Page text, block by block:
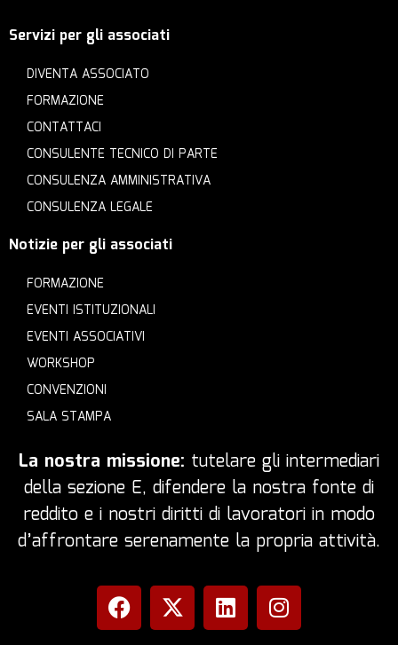
Servizi per gli associati
DIVENTA ASSOCIATO
FORMAZIONE
CONTATTACI
CONSULENTE TECNICO DI PARTE
CONSULENZA AMMINISTRATIVA
CONSULENZA LEGALE
Notizie per gli associati
FORMAZIONE
EVENTI ISTITUZIONALI
EVENTI ASSOCIATIVI
WORKSHOP
CONVENZIONI
SALA STAMPA
La nostra missione: tutelare gli intermediari
della sezione E, difendere la nostra fonte di
reddito e i nostri diritti di lavoratori in modo
d’affrontare serenamente la propria attività.